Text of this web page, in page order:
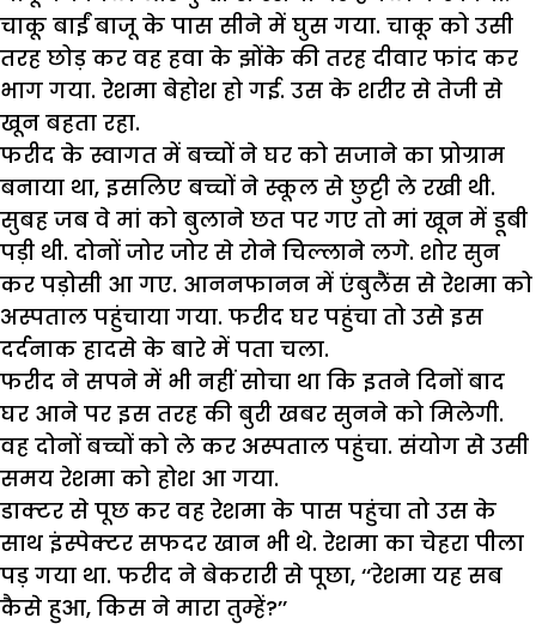
चाकू बाईं बाजू के पास सीने में घुस गया. चाकू को उसी
तरह छोड़ कर वह हवा के झोंके की तरह दीवार फांद कर
भाग गया. रेशमा बेहोश हो गई. उस के शरीर से तेजी से
खून बहता रहा.
फरीद के स्वागत में बच्चों ने घर को सजाने का प्रोग्राम
बनाया था, इसलिए बच्चों ने स्कूल से छुट्टी ले रखी थी.
सुबह जब वे मां को बुलाने छत पर गए तो मां खून में डूबी
पड़ी थी. दोनों जोर जोर से रोने चिल्लाने लगे. शोर सुन
कर पड़ोसी आ गए. आननफानन में एंबुलैंस से रेशमा को
अस्पताल पहुंचाया गया. फरीद घर पहुंचा तो उसे इस
दर्दनाक हादसे के बारे में पता चला.
फरीद ने सपने में भी नहीं सोचा था कि इतने दिनों बाद
घर आने पर इस तरह की बुरी खबर सुनने को मिलेगी.
वह दोनों बच्चों को ले कर अस्पताल पहुंचा. संयोग से उसी
समय रेशमा को होश आ गया.
डाक्टर से पूछ कर वह रेशमा के पास पहुंचा तो उस के
साथ इंस्पेक्टर सफदर खान भी थे. रेशमा का चेहरा पीला
पड़ गया था. फरीद ने बेकरारी से पूछा, ‘‘रेशमा यह सब
कैसे हुआ, किस ने मारा तुम्हें?’’